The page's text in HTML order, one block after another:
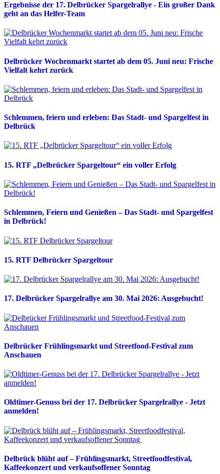
Ergebnisse der 17. Delbrücker Spargelrallye - Ein großer Dank
geht an das Helfer-Team
Delbrücker Wochenmarkt startet ab dem 05. Juni neu: Frische
Vielfalt kehrt zurück
Schlemmen, feiern und erleben: Das Stadt- und Spargelfest in
Delbrück
15. RTF „Delbrücker Spargeltour“ ein voller Erfolg
Schlemmen, Feiern und Genießen – Das Stadt- und Spargelfest
in Delbrück!
15. RTF Delbrücker Spargeltour
17. Delbrücker Spargelrallye am 30. Mai 2026: Ausgebucht!
Delbrücker Frühlingsmarkt und Streetfood-Festival zum
Anschauen
Oldtimer-Genuss bei der 17. Delbrücker Spargelrallye - Jetzt
anmelden!
Delbrück blüht auf – Frühlingsmarkt, Streetfoodfestival,
Kaffeekonzert und verkaufsoffener Sonntag